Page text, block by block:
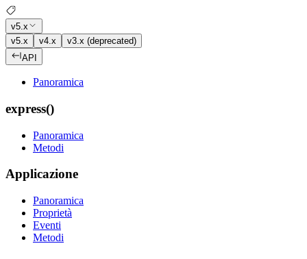
v5.x
v5.x
v4.x
v3.x (deprecated)
API
Panoramica
express()
Panoramica
Metodi
Applicazione
Panoramica
Proprietà
Eventi
Metodi